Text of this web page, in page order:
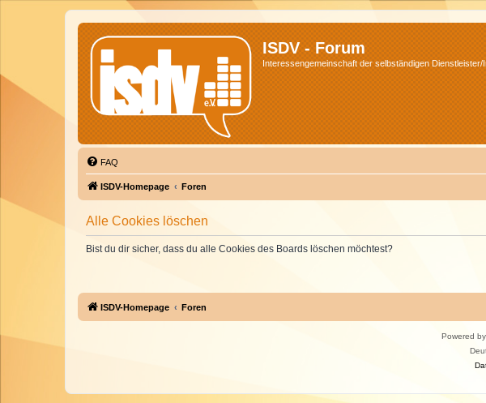
ISDV - Forum
Interessengemeinschaft der selbständigen
FAQ
ISDV-Homepage Foren
Alle Cookies löschen
Bist du dir sicher, dass du alle Cookies des Boards löschen möchtest?
ISDV-Homepage Foren
Powered by